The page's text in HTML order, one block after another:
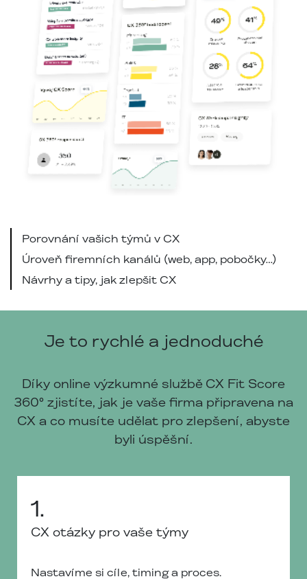
Porovnání vašich týmů v CX
Úroveň firemních kanálů (web, app, pobočky…)
Návrhy a tipy, jak zlepšit CX
Je to rychlé a jednoduché
Díky online výzkumné službě CX Fit Score
360° zjistíte, jak je vaše firma připravena na
CX a co musíte udělat pro zlepšení, abyste
byli úspěšní.
1.
CX otázky pro vaše týmy
Nastavíme si cíle, timing a proces.